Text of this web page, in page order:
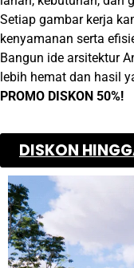
Setiap gambar kerja
kenyamanan serta
Bangun ide arsitektur
lebih hemat dan hasil
PROMO DISKON 50%!
DISKON